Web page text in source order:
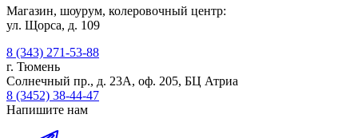
Магазин, шоурум, колеровочный центр:
ул. Щорса, д. 109
8 (343) 271-53-88
г. Тюмень
Солнечный пр., д. 23А, оф. 205, БЦ Атриа
8 (3452) 38-44-47
Напишите нам